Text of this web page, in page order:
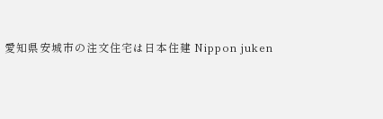
愛知県安城市の注文住宅は日本住建 Nippon juken